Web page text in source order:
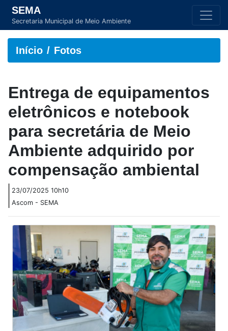
SEMA
Secretaria Municipal de Meio Ambiente
Início Fotos
Entrega de equipamentos
eletrônicos e notebook
para secretária de Meio
Ambiente adquirido por
compensação ambiental
23/07/2025 10h10
Ascom - SEMA